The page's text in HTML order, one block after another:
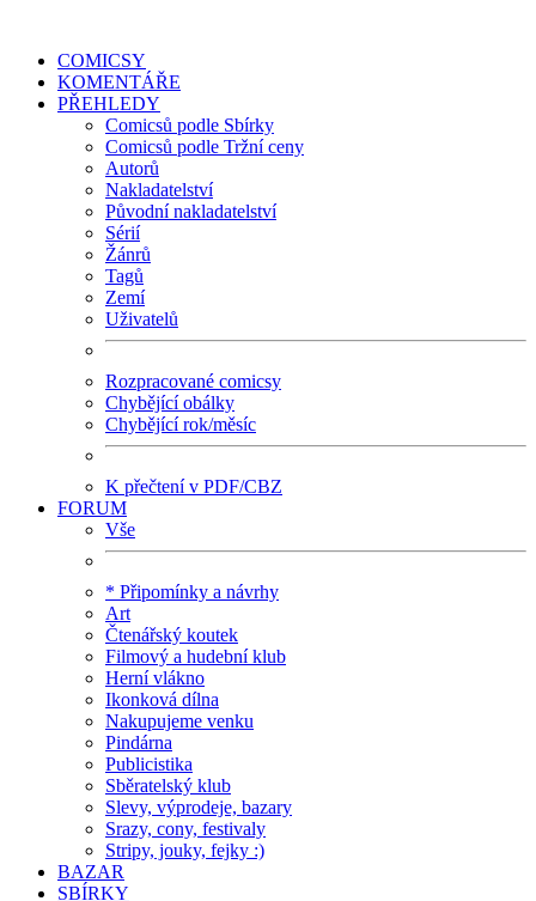
COMICSY
KOMENTÁŘE
PŘEHLEDY
Comicsů podle Sbírky
Comicsů podle Tržní ceny
Autorů
Nakladatelství
Původní nakladatelství
Sérií
Žánrů
Tagů
Zemí
Uživatelů
Rozpracované comicsy
Chybějící obálky
Chybějící rok/měsíc
K přečtení v PDF/CBZ
FORUM
Vše
* Připomínky a návrhy
Art
Čtenářský koutek
Filmový a hudební klub
Herní vlákno
Ikonková dílna
Nakupujeme venku
Pindárna
Publicistika
Sběratelský klub
Slevy, výprodeje, bazary
Srazy, cony, festivaly
Stripy, jouky, fejky :)
BAZAR
SBÍRKY